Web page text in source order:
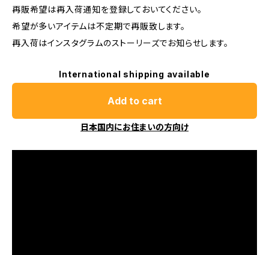
再販希望は再入荷通知を登録しておいてください。
希望が多いアイテムは不定期で再販致します。
再入荷はインスタグラムのストーリーズでお知らせします。
International shipping available
Add to cart
日本国内にお住まいの方向け